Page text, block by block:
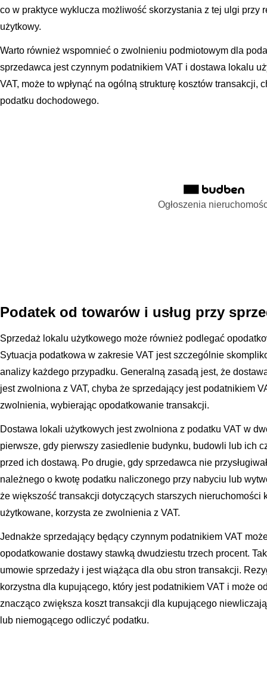
co w praktyce wyklucza możliwość skorzystania z tej ulgi przy
użytkowy.
Warto również wspomnieć o zwolnieniu podmiotowym dla
sprzedawca jest czynnym podatnikiem VAT i dostawa lokalu
VAT, może to wpłynąć na ogólną strukturę kosztów transakcji,
podatku dochodowego.
Ogłoszenia
Podatek od towarów i usług przy
Sprzedaż lokalu użytkowego może również podlegać
Sytuacja podatkowa w zakresie VAT jest szczególnie
analizy każdego przypadku. Generalną zasadą jest, że
jest zwolniona z VAT, chyba że sprzedający jest podatnikiem
zwolnienia, wybierając opodatkowanie transakcji.
Dostawa lokali użytkowych jest zwolniona z podatku VAT w
pierwsze, gdy pierwszy zasiedlenie budynku, budowli lub ich
przed ich dostawą. Po drugie, gdy sprzedawca nie
należnego o kwotę podatku naliczonego przy nabyciu lub
że większość transakcji dotyczących starszych nieruchomości
użytkowane, korzysta ze zwolnienia z VAT.
Jednakże sprzedający będący czynnym podatnikiem VAT
opodatkowanie dostawy stawką dwudziestu trzech procent.
umowie sprzedaży i jest wiążąca dla obu stron transakcji.
korzystna dla kupującego, który jest podatnikiem VAT i może
znacząco zwiększa koszt transakcji dla kupującego
lub niemogącego odliczyć podatku.